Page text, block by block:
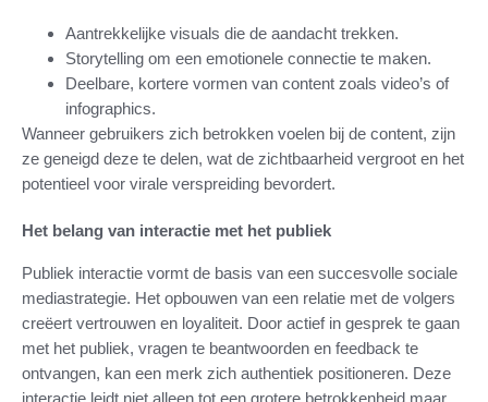
Aantrekkelijke visuals die de aandacht trekken.
Storytelling om een emotionele connectie te maken.
Deelbare, kortere vormen van content zoals video’s of
infographics.
Wanneer gebruikers zich betrokken voelen bij de content, zijn
ze geneigd deze te delen, wat de zichtbaarheid vergroot en het
potentieel voor virale verspreiding bevordert.
Het belang van interactie met het publiek
Publiek interactie vormt de basis van een succesvolle sociale
mediastrategie. Het opbouwen van een relatie met de volgers
creëert vertrouwen en loyaliteit. Door actief in gesprek te gaan
met het publiek, vragen te beantwoorden en feedback te
ontvangen, kan een merk zich authentiek positioneren. Deze
interactie leidt niet alleen tot een grotere betrokkenheid maar